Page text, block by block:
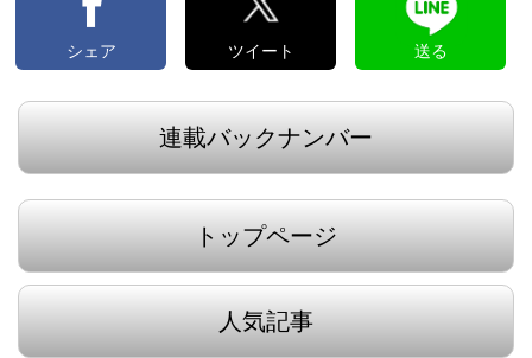
シェア ツイート 送る
連載バックナンバー
トップページ
人気記事